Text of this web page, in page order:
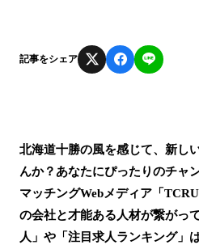
記事をシェア
北海道十勝の風を感じて、新し
んか？あなたにぴったりのチャ
マッチングWebメディア「
の会社と才能ある人材が繋がっ
人」や「注目求人ランキング」